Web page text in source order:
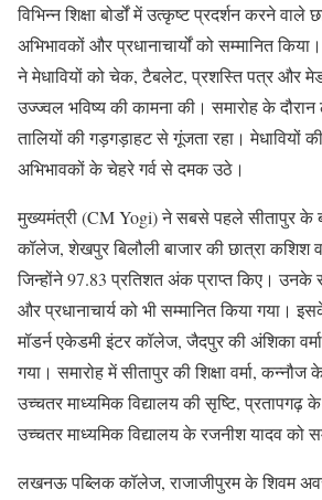
विभिन्न शिक्षा बोर्डों में उत्कृष्ट प्रदर्शन करने
अभिभावकों और प्रधानाचार्यों को सम्मानित
ने मेधावियों को चेक, टैबलेट, प्रशस्ति पत्र और
उज्ज्वल भविष्य की कामना की। समारोह के
तालियों की गड़गड़ाहट से गूंजता रहा। मेधावियों
अभिभावकों के चेहरे गर्व से दमक उठे।
मुख्यमंत्री (CM Yogi) ने सबसे पहले सीतापुर के
कॉलेज, शेखपुर बिलौली बाजार की छात्रा कशिश
जिन्होंने 97.83 प्रतिशत अंक प्राप्त किए।
और प्रधानाचार्य को भी सम्मानित किया गया।
मॉडर्न एकेडमी इंटर कॉलेज, जैदपुर की अंशिका
गया। समारोह में सीतापुर की शिक्षा वर्मा,
उच्चतर माध्यमिक विद्यालय की सृष्टि,
उच्चतर माध्यमिक विद्यालय के रजनीश यादव को
लखनऊ पब्लिक कॉलेज, राजाजीपुरम के शिवम